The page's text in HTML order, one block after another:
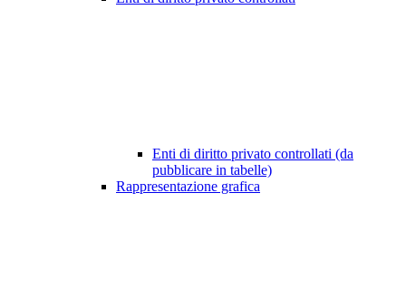
Enti di diritto privato controllati (da
pubblicare in tabelle)
Rappresentazione grafica